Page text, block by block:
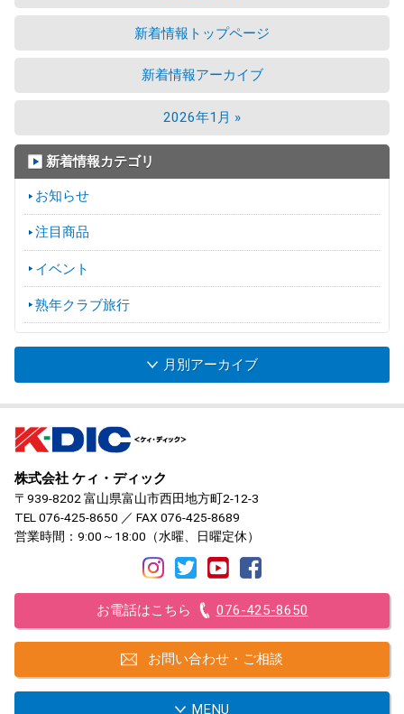
新着情報トップページ
新着情報アーカイブ
2026年1月 »
新着情報カテゴリ
お知らせ
注目商品
イベント
熟年クラブ旅行
月別アーカイブ
株式会社 ケィ・ディック
〒939-8202 富山県富山市西田地方町2-12-3
TEL 076-425-8650 ／ FAX 076-425-8689
営業時間：9:00～18:00（水曜、日曜定休）
お電話はこちら 076-425-8650
お問い合わせ・ご相談
MENU